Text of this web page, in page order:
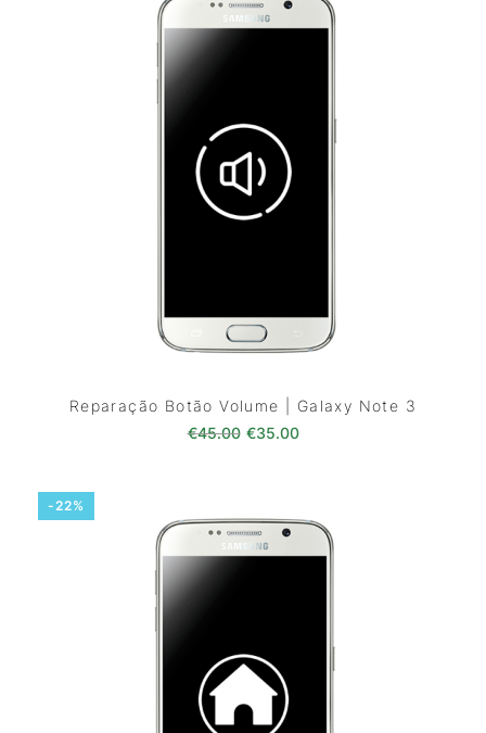
Reparação Botão Volume | Galaxy Note 3
€45.00 O preço original era: €45.00.
€35.00O preço atual é:
-22%